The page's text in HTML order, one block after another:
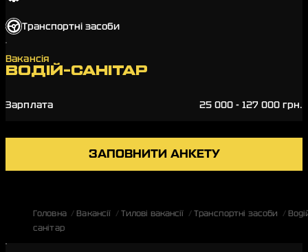
Транспортні засоби
Вакансія
ВОДІЙ-САНІТАР
Зарплата 25 000 - 127 000 грн.
ЗАПОВНИТИ АНКЕТУ
Головна Вакансії Тилові вакансії Транспортні засоби
санітар